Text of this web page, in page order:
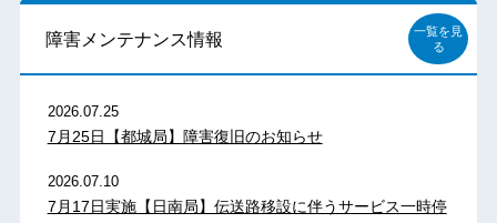
障害メンテナンス情報
一覧を見
る
2026.07.25
7月25日【都城局】障害復旧のお知らせ
2026.07.10
7月17日実施【日南局】伝送路移設に伴うサービス一時停